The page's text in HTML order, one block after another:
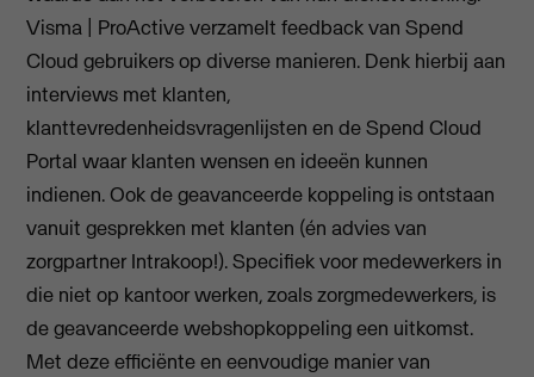
Visma | ProActive verzamelt feedback van Spend
Cloud gebruikers op diverse manieren. Denk hierbij aan
interviews met klanten,
klanttevredenheidsvragenlijsten en de Spend Cloud
Portal waar klanten wensen en ideeën kunnen
indienen. Ook de geavanceerde koppeling is ontstaan
vanuit gesprekken met klanten (én advies van
zorgpartner Intrakoop!). Specifiek voor medewerkers in
die niet op kantoor werken, zoals zorgmedewerkers, is
de geavanceerde webshopkoppeling een uitkomst.
Met deze efficiënte en eenvoudige manier van